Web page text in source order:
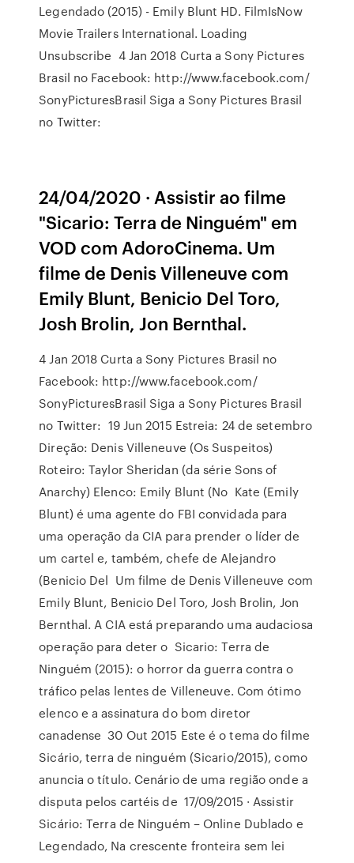
Legendado (2015) - Emily Blunt HD. FilmIsNow
Movie Trailers International. Loading
Unsubscribe 4 Jan 2018 Curta a Sony Pictures
Brasil no Facebook: http://www.facebook.com/
SonyPicturesBrasil Siga a Sony Pictures Brasil
no Twitter:
24/04/2020 · Assistir ao filme
"Sicario: Terra de Ninguém" em
VOD com AdoroCinema. Um
filme de Denis Villeneuve com
Emily Blunt, Benicio Del Toro,
Josh Brolin, Jon Bernthal.
4 Jan 2018 Curta a Sony Pictures Brasil no
Facebook: http://www.facebook.com/
SonyPicturesBrasil Siga a Sony Pictures Brasil
no Twitter: 19 Jun 2015 Estreia: 24 de setembro
Direção: Denis Villeneuve (Os Suspeitos)
Roteiro: Taylor Sheridan (da série Sons of
Anarchy) Elenco: Emily Blunt (No Kate (Emily
Blunt) é uma agente do FBI convidada para
uma operação da CIA para prender o líder de
um cartel e, também, chefe de Alejandro
(Benicio Del Um filme de Denis Villeneuve com
Emily Blunt, Benicio Del Toro, Josh Brolin, Jon
Bernthal. A CIA está preparando uma audaciosa
operação para deter o Sicario: Terra de
Ninguém (2015): o horror da guerra contra o
tráfico pelas lentes de Villeneuve. Com ótimo
elenco e a assinatura do bom diretor
canadense 30 Out 2015 Este é o tema do filme
Sicário, terra de ninguém (Sicario/2015), como
anuncia o título. Cenário de uma região onde a
disputa pelos cartéis de 17/09/2015 · Assistir
Sicário: Terra de Ninguém – Online Dublado e
Legendado, Na crescente fronteira sem lei